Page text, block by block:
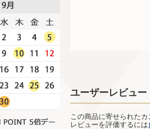
ユーザーレビュー
この商品に寄せられた
レビューを評価するには